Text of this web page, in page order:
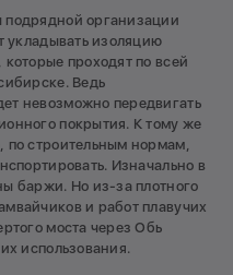
организации
укладывать изоляцию
проходят по всей
Ведь
невозможно передвигать
покрытия. К тому же
строительным нормам,
Изначально в
баржи. Но из-за плотного
и работ плавучих
моста через Обь
использования.